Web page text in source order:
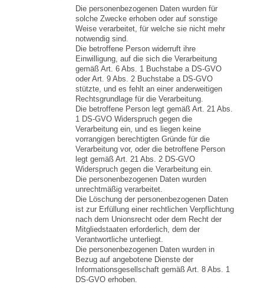
Die personenbezogenen Daten wurden für
solche Zwecke erhoben oder auf sonstige
Weise verarbeitet, für welche sie nicht mehr
notwendig sind.
Die betroffene Person widerruft ihre
Einwilligung, auf die sich die Verarbeitung
gemäß Art. 6 Abs. 1 Buchstabe a DS-GVO
oder Art. 9 Abs. 2 Buchstabe a DS-GVO
stützte, und es fehlt an einer anderweitigen
Rechtsgrundlage für die Verarbeitung.
Die betroffene Person legt gemäß Art. 21 Abs.
1 DS-GVO Widerspruch gegen die
Verarbeitung ein, und es liegen keine
vorrangigen berechtigten Gründe für die
Verarbeitung vor, oder die betroffene Person
legt gemäß Art. 21 Abs. 2 DS-GVO
Widerspruch gegen die Verarbeitung ein.
Die personenbezogenen Daten wurden
unrechtmäßig verarbeitet.
Die Löschung der personenbezogenen Daten
ist zur Erfüllung einer rechtlichen Verpflichtung
nach dem Unionsrecht oder dem Recht der
Mitgliedstaaten erforderlich, dem der
Verantwortliche unterliegt.
Die personenbezogenen Daten wurden in
Bezug auf angebotene Dienste der
Informationsgesellschaft gemäß Art. 8 Abs. 1
DS-GVO erhoben.